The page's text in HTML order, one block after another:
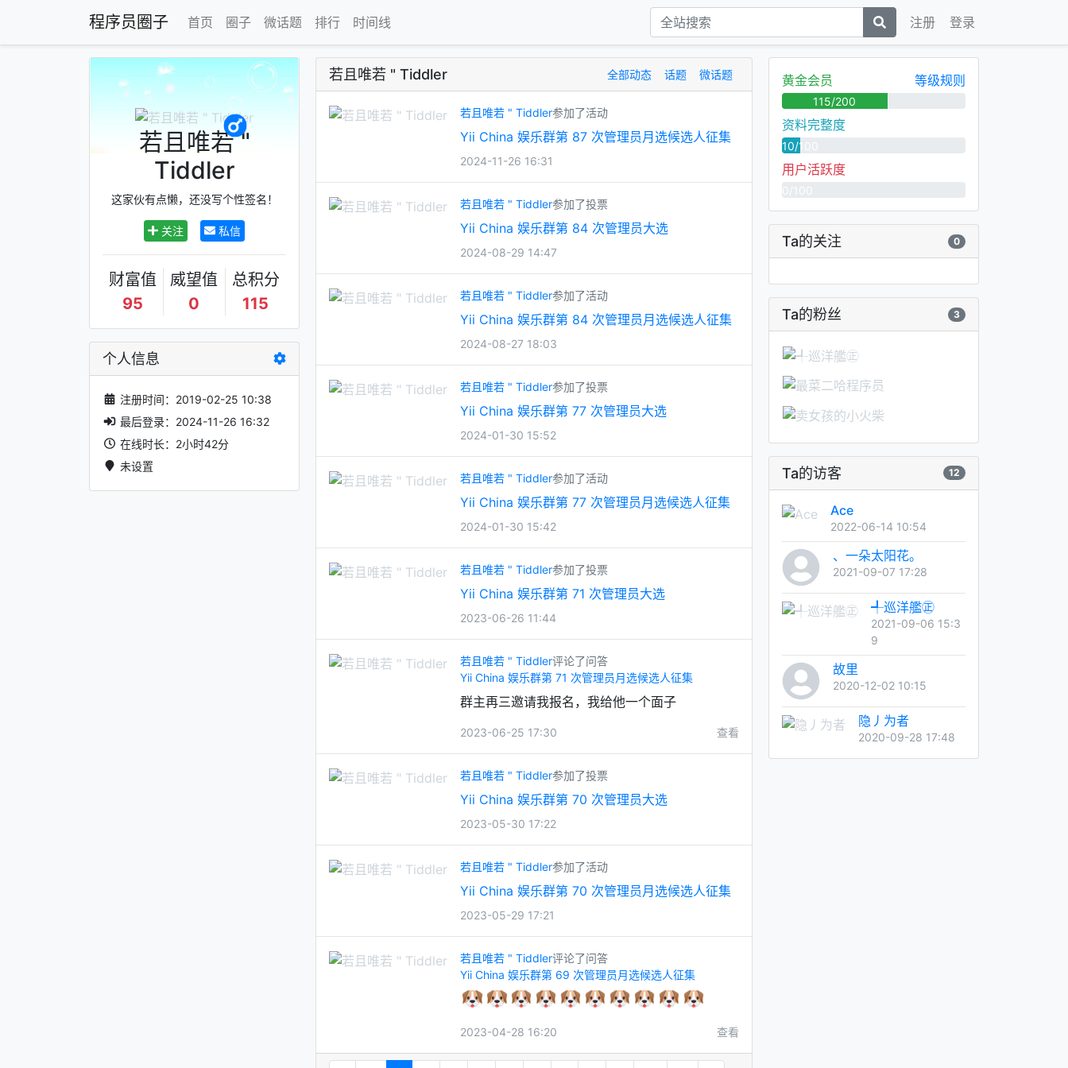
程序员圈子 首页 圈子 微话题 排行 时间线 注册 登录
若且唯若 "
Tiddler
这家伙有点懒，还没写个性签名！
关注 私信
财富值
95
威望值
0
总积分
115
个人信息
注册时间：2019-02-25 10:38
最后登录：2024-11-26 16:32
在线时长：2小时42分
未设置
若且唯若 " Tiddler 全部动态 话题 微话题
若且唯若 " Tiddler参加了活动
Yii China 娱乐群第 87 次管理员月选候选人征集
2024-11-26 16:31
若且唯若 " Tiddler参加了投票
Yii China 娱乐群第 84 次管理员大选
2024-08-29 14:47
若且唯若 " Tiddler参加了活动
Yii China 娱乐群第 84 次管理员月选候选人征集
2024-08-27 18:03
若且唯若 " Tiddler参加了投票
Yii China 娱乐群第 77 次管理员大选
2024-01-30 15:52
若且唯若 " Tiddler参加了活动
Yii China 娱乐群第 77 次管理员月选候选人征集
2024-01-30 15:42
若且唯若 " Tiddler参加了投票
Yii China 娱乐群第 71 次管理员大选
2023-06-26 11:44
若且唯若 " Tiddler评论了问答
Yii China 娱乐群第 71 次管理员月选候选人征集
群主再三邀请我报名，我给他一个面子
2023-06-25 17:30 查看
若且唯若 " Tiddler参加了投票
Yii China 娱乐群第 70 次管理员大选
2023-05-30 17:22
若且唯若 " Tiddler参加了活动
Yii China 娱乐群第 70 次管理员月选候选人征集
2023-05-29 17:21
若且唯若 " Tiddler评论了问答
Yii China 娱乐群第 69 次管理员月选候选人征集
2023-04-28 16:20 查看
黄金会员 等级规则
115/200
资料完整度
10/100
用户活跃度
Ta的关注 0
Ta的粉丝 3
Ta的访客 12
Ace
2022-06-14 10:54
、一朵太阳花。
2021-09-07 17:28
╃巡洋艦㊣
2021-09-06 15:3
9
故里
2020-12-02 10:15
隐丿为者
2020-09-28 17:48